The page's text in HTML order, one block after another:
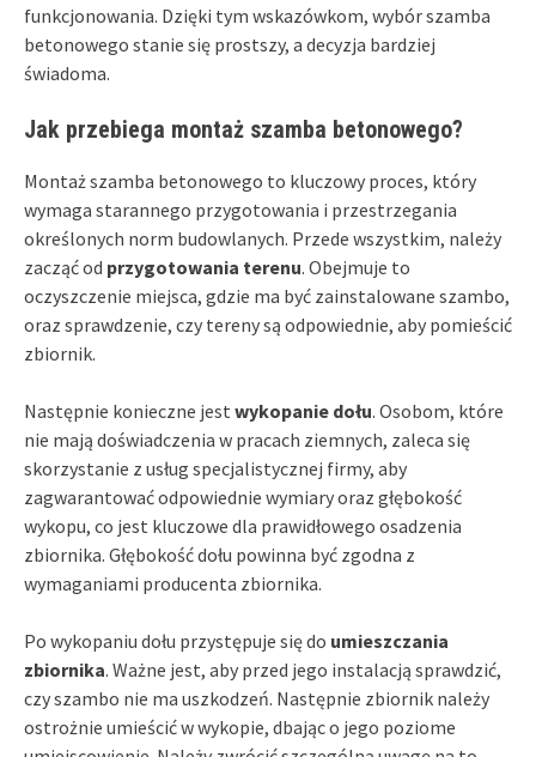
funkcjonowania. Dzięki tym wskazówkom, wybór szamba
betonowego stanie się prostszy, a decyzja bardziej
świadoma.
Jak przebiega montaż szamba betonowego?
Montaż szamba betonowego to kluczowy proces, który
wymaga starannego przygotowania i przestrzegania
określonych norm budowlanych. Przede wszystkim, należy
zacząć od przygotowania terenu. Obejmuje to
oczyszczenie miejsca, gdzie ma być zainstalowane szambo,
oraz sprawdzenie, czy tereny są odpowiednie, aby pomieścić
zbiornik.
Następnie konieczne jest wykopanie dołu. Osobom, które
nie mają doświadczenia w pracach ziemnych, zaleca się
skorzystanie z usług specjalistycznej firmy, aby
zagwarantować odpowiednie wymiary oraz głębokość
wykopu, co jest kluczowe dla prawidłowego osadzenia
zbiornika. Głębokość dołu powinna być zgodna z
wymaganiami producenta zbiornika.
Po wykopaniu dołu przystępuje się do umieszczania
zbiornika. Ważne jest, aby przed jego instalacją sprawdzić,
czy szambo nie ma uszkodzeń. Następnie zbiornik należy
ostrożnie umieścić w wykopie, dbając o jego poziome